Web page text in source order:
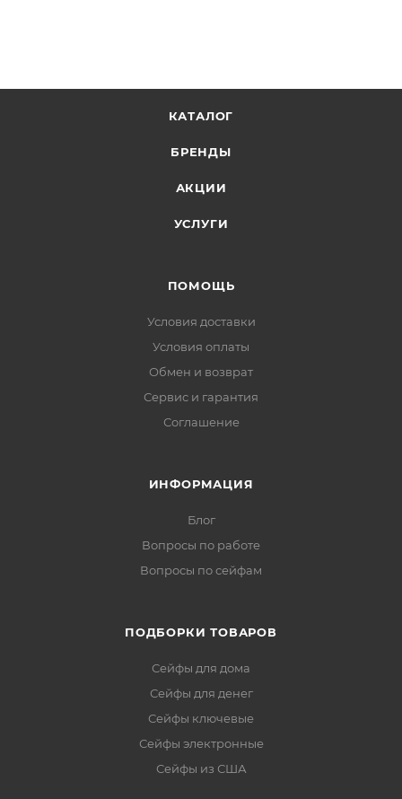
КАТАЛОГ
БРЕНДЫ
АКЦИИ
УСЛУГИ
ПОМОЩЬ
Условия доставки
Условия оплаты
Обмен и возврат
Сервис и гарантия
Соглашение
ИНФОРМАЦИЯ
Блог
Вопросы по работе
Вопросы по сейфам
ПОДБОРКИ ТОВАРОВ
Сейфы для дома
Сейфы для денег
Сейфы ключевые
Сейфы электронные
Сейфы из США